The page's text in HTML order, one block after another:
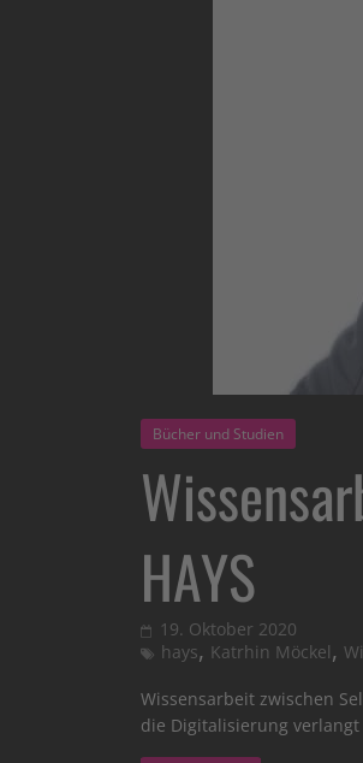
Bücher und Studien
HAYS
19. Oktober 2020
hays, Katrhin Möckel,
Wissensarbeit zwischen
die Digitalisierung